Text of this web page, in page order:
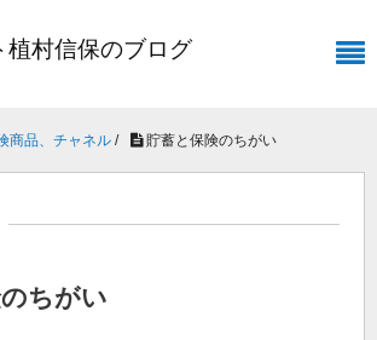
植村信保のブログ
商品、チャネル / 貯蓄と保険のちがい
ちがい